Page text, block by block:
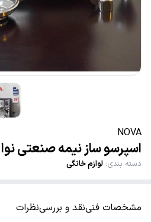
NOVA
اسپرسو ساز نیمه صنعتی نوا
دسته بندی: لوازم خانگی
مشخصات فنینقد و بررسینظرات